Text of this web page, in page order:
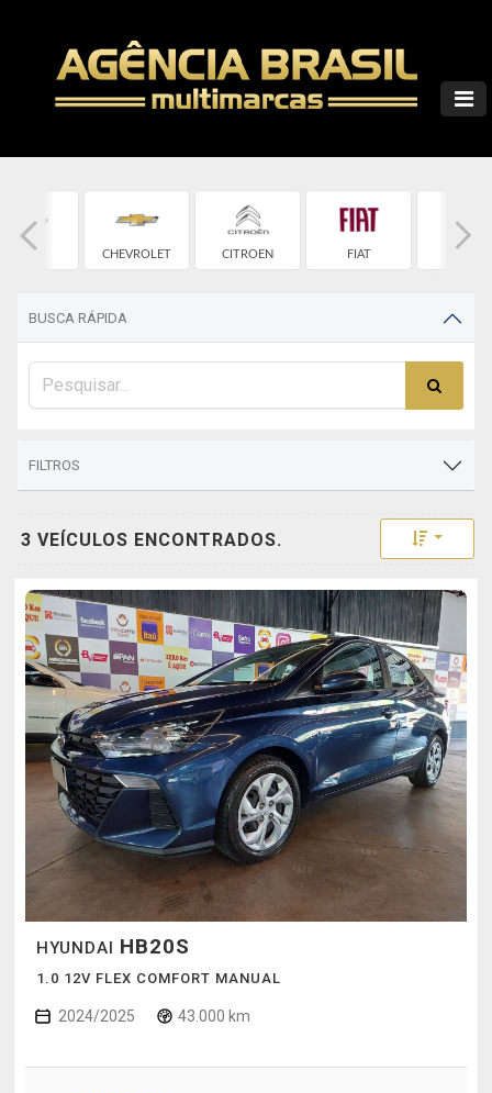
CHERY CHEVROLET CITROEN FIAT
BUSCA RÁPIDA
FILTROS
3 VEÍCULOS ENCONTRADOS. Toggle
HYUNDAI HB20S
1.0 12V FLEX COMFORT MANUAL
2024/2025 43.000 km